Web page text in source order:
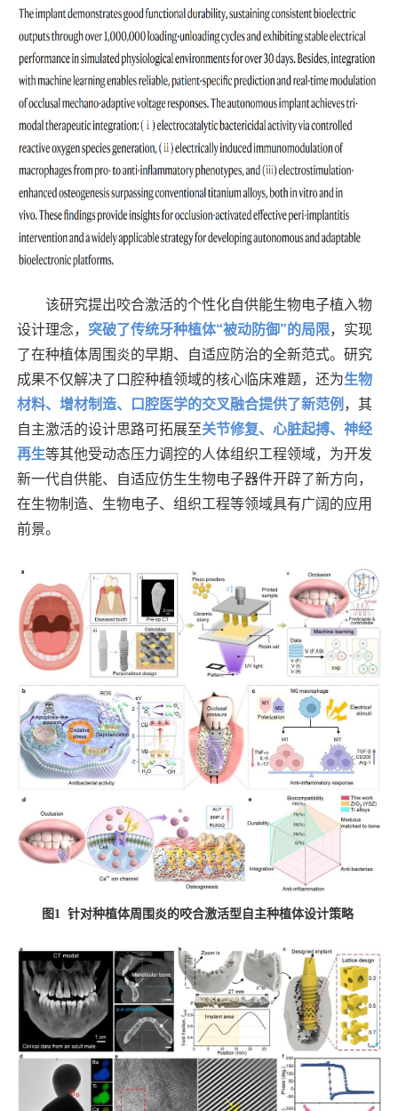
该研究提出咬合激活的个性化自供能生物电子植入物
设计理念， 突破了传统牙种植体“被动防御”的局限，实现
了在种植体周围炎的早期、自适应防治的全新范式。研究
成果不仅解决了口腔种植领域的核心临床难题，还为生物
材料、增材制造、口腔医学的交叉融合提供了新范例 ，其
自主激活的设计思路可拓展至关节修复、心脏起搏、神经
再生等其他受动态压力调控的人体组织工程领域，为开发
新一代自供能、自适应仿生生物电子器件开辟了新方向，
在生物制造、生物电子、组织工程等领域具有广阔的应用
前景。
图 1 针对种植体周围炎的咬合激活型自主种植体设计策略